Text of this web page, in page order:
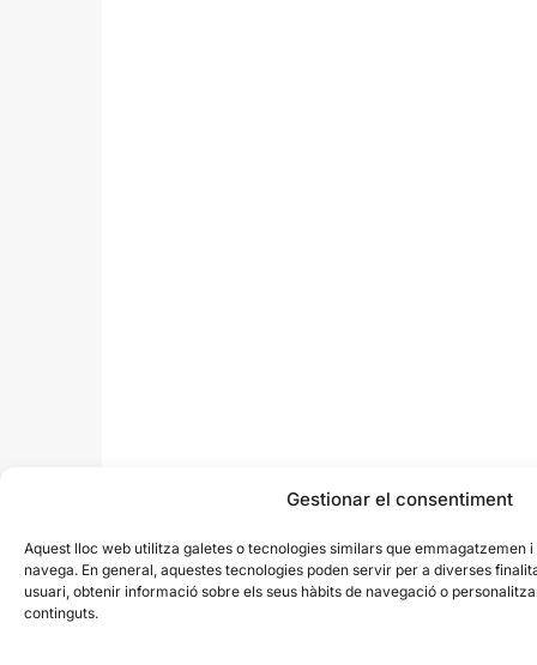
Gestionar el consentiment
Aquest lloc web utilitza galetes o tecnologies similars que emmagatzemen
navega. En general, aquestes tecnologies poden servir per a diverses
usuari, obtenir informació sobre els seus hàbits de navegació o
continguts.